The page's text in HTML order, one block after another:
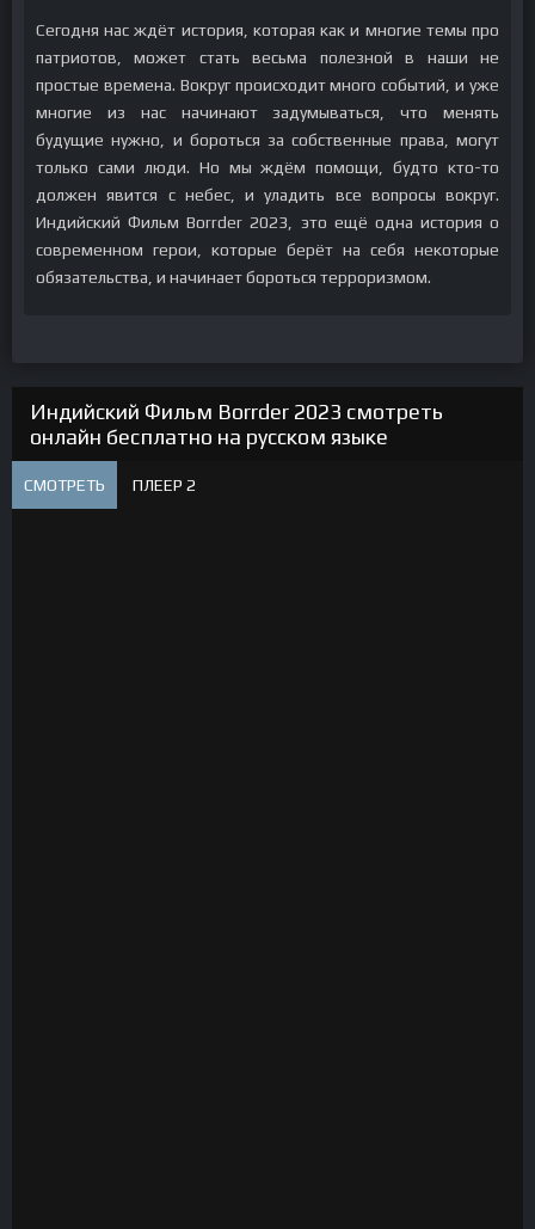
Сегодня нас ждёт история, которая как и многие темы про
патриотов, может стать весьма полезной в наши не
простые времена. Вокруг происходит много событий, и уже
многие из нас начинают задумываться, что менять
будущие нужно, и бороться за собственные права, могут
только сами люди. Но мы ждём помощи, будто кто-то
должен явится с небес, и уладить все вопросы вокруг.
Индийский Фильм Borrder 2023, это ещё одна история о
современном герои, которые берёт на себя некоторые
обязательства, и начинает бороться терроризмом.
Индийский Фильм Borrder 2023 смотреть
онлайн бесплатно на русском языке
СМОТРЕТЬ ПЛЕЕР 2